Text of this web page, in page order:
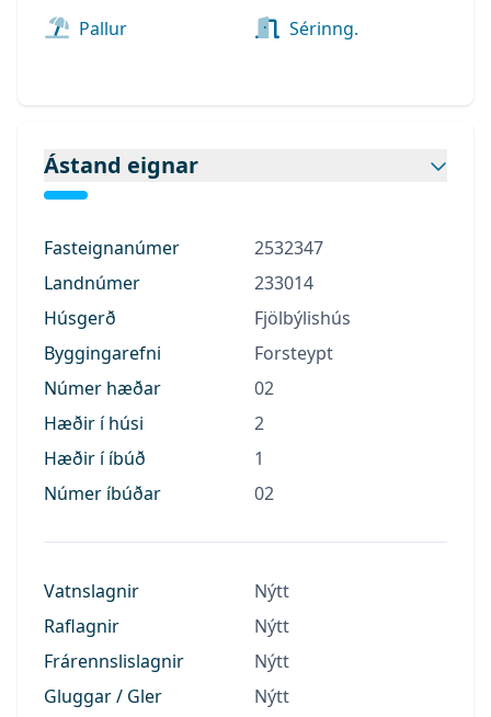
Pallur
Sérinng.
Ástand eignar
Fasteignanúmer
2532347
Landnúmer
233014
Húsgerð
Fjölbýlishús
Byggingarefni
Forsteypt
Númer hæðar
02
Hæðir í húsi
2
Hæðir í íbúð
1
Númer íbúðar
02
Vatnslagnir
Nýtt
Raflagnir
Nýtt
Frárennslislagnir
Nýtt
Gluggar / Gler
Nýtt